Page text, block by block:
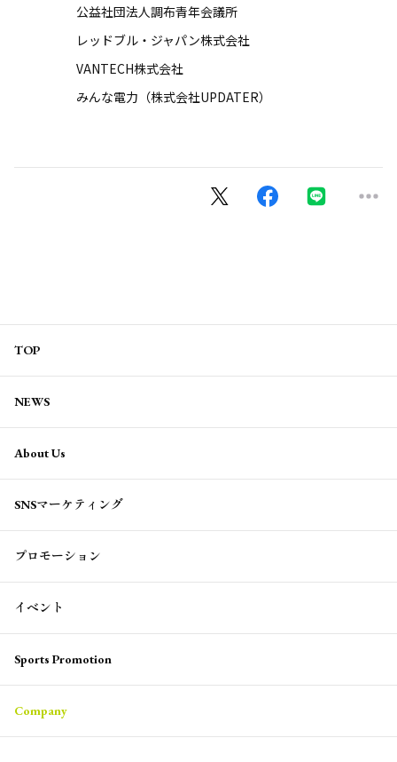
公益社団法人調布青年会議所
レッドブル・ジャパン株式会社
VANTECH株式会社
みんな電力（株式会社UPDATER）
TOP
NEWS
About Us
SNSマーケティング
プロモーション
イベント
Sports Promotion
Company